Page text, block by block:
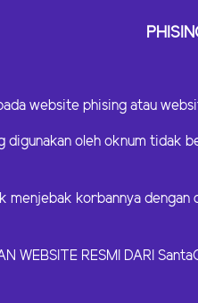
website phising atau
digunakan oleh oknum tidak
menjebak korbannya
WEBSITE RESMI DARI